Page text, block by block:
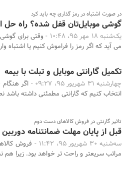
در صورت اشتباه در رمز گذاری چه باید کرد
گوشی موبایل‌تان قفل شده؟ راه حل
یک‌شنبه 18 مهر 95، 10:48 -
وقتی برای
می آید که اگر رمز را فراموش کنیم یا اشتباه
تکمیل گارانتی موبایل و تبلت با بیمه
چهارشنبه 31 شهریور 95، 09:27 -
اگر
انتخاب کنیم که گارانتی مطمئنی داشته باشد
تاثیر گارنتی در فروش کالاهای دست دوم
قبل از پایان مهلت ضمانتنامه
سه‌شنبه 30 شهریور 95، 11:42 -
فروش
مراتب سریعتر و راحت تر خواهد بود. زیرا